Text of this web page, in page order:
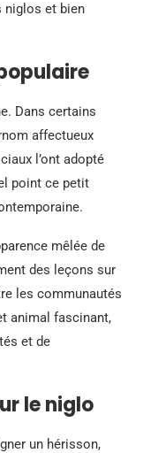
niglos et bien
Dans certains
affectueux
l’ont adopté
point ce petit
mêlée de
des leçons sur
les communautés
animal fascinant,
et de
le niglo
un hérisson,